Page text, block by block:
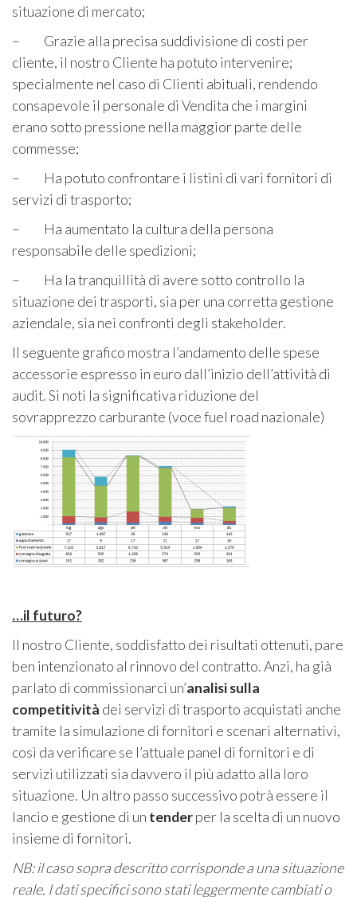
situazione di mercato;
– Grazie alla precisa suddivisione di costi per
cliente, il nostro Cliente ha potuto intervenire;
specialmente nel caso di Clienti abituali, rendendo
consapevole il personale di Vendita che i margini
erano sotto pressione nella maggior parte delle
commesse;
– Ha potuto confrontare i listini di vari fornitori di
servizi di trasporto;
– Ha aumentato la cultura della persona
responsabile delle spedizioni;
– Ha la tranquillità di avere sotto controllo la
situazione dei trasporti, sia per una corretta gestione
aziendale, sia nei confronti degli stakeholder.
Il seguente grafico mostra l’andamento delle spese
accessorie espresso in euro dall’inizio dell’attività di
audit. Si noti la significativa riduzione del
sovrapprezzo carburante (voce fuel road nazionale)
…il futuro?
Il nostro Cliente, soddisfatto dei risultati ottenuti, pare
ben intenzionato al rinnovo del contratto. Anzi, ha già
parlato di commissionarci un’analisi sulla
competitività dei servizi di trasporto acquistati anche
tramite la simulazione di fornitori e scenari alternativi,
così da verificare se l’attuale panel di fornitori e di
servizi utilizzati sia davvero il più adatto alla loro
situazione. Un altro passo successivo potrà essere il
lancio e gestione di un tenderper la scelta di un nuovo
insieme di fornitori.
NB: il caso sopra descritto corrisponde a una situazione
reale. I dati specifici sono stati leggermente cambiati o